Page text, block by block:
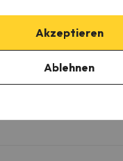
Dienstleistungen
sind vorhanden
Akzeptieren
Ablehnen